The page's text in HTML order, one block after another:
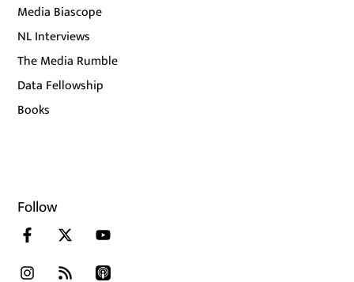
Media Biascope
NL Interviews
The Media Rumble
Data Fellowship
Books
Follow